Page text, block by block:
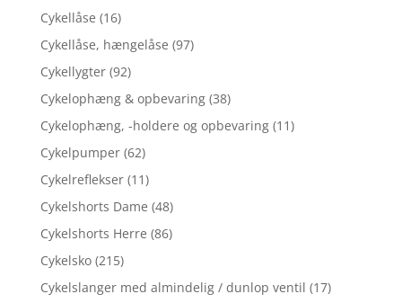
Cykellåse (16)
Cykellåse, hængelåse (97)
Cykellygter (92)
Cykelophæng & opbevaring (38)
Cykelophæng, -holdere og opbevaring (11)
Cykelpumper (62)
Cykelreflekser (11)
Cykelshorts Dame (48)
Cykelshorts Herre (86)
Cykelsko (215)
Cykelslanger med almindelig / dunlop ventil (17)